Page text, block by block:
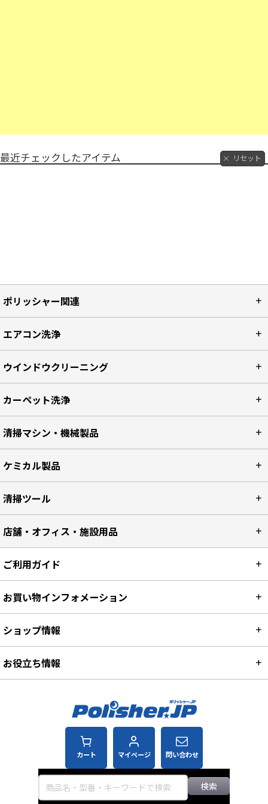
最近チェックしたアイテム リセット
ポリッシャー関連
エアコン洗浄
ウインドウクリーニング
カーペット洗浄
清掃マシン・機械製品
ケミカル製品
清掃ツール
店舗・オフィス・施設用品
カート マイページ 問い合わせ
検索
ご利用ガイド
お買い物インフォメーション
ショップ情報
お役立ち情報